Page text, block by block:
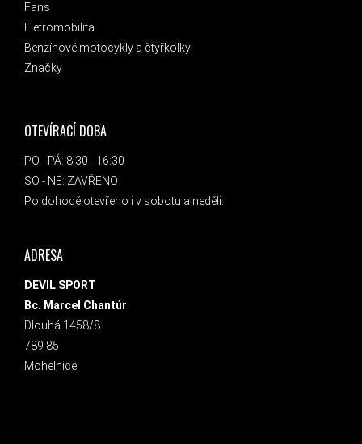
Fans
Eletromobilita
Benzínové motocykly a čtyřkolky
Značky
OTEVÍRACÍ DOBA
PO - PÁ: 8:30 - 16:30
SO - NE: ZAVŘENO
Po dohodě otevřeno i v sobotu a neděli.
ADRESA
DEVIL SPORT
Bc. Marcel Chantúr
Dlouhá 1458/8
789 85
Mohelnice